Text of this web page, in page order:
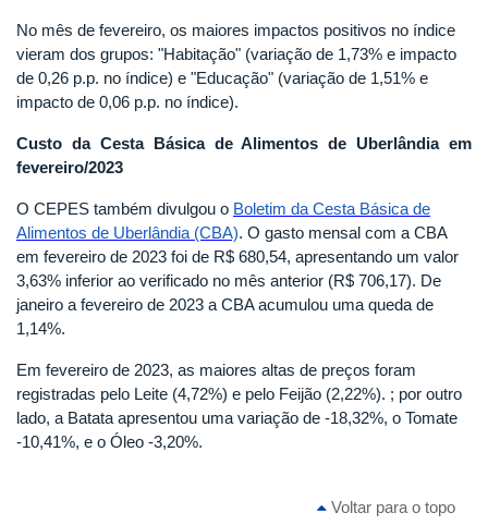
No mês de fevereiro, os maiores impactos positivos no índice
vieram dos grupos: "Habitação" (variação de 1,73% e impacto
de 0,26 p.p. no índice) e "Educação" (variação de 1,51% e
impacto de 0,06 p.p. no índice).
Custo da Cesta Básica de Alimentos de Uberlândia em
fevereiro/2023
O CEPES também divulgou o Boletim da Cesta Básica de
Alimentos de Uberlândia (CBA). O gasto mensal com a CBA
em fevereiro de 2023 foi de R$ 680,54, apresentando um valor
3,63% inferior ao verificado no mês anterior (R$ 706,17). De
janeiro a fevereiro de 2023 a CBA acumulou uma queda de
1,14%.
Em fevereiro de 2023, as maiores altas de preços foram
registradas pelo Leite (4,72%) e pelo Feijão (2,22%). ; por outro
lado, a Batata apresentou uma variação de -18,32%, o Tomate
-10,41%, e o Óleo -3,20%.
Voltar para o topo